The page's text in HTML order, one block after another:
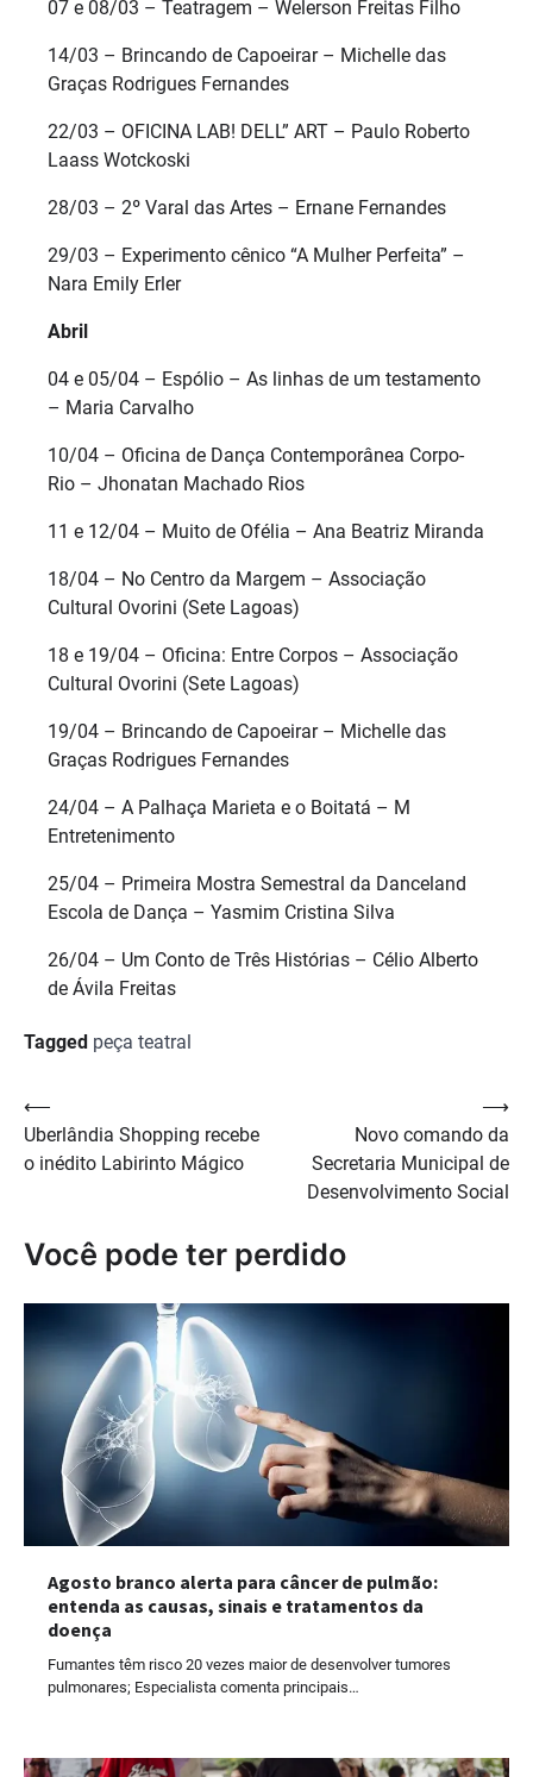
07 e 08/03 – Teatragem – Welerson Freitas Filho
14/03 – Brincando de Capoeirar – Michelle das
Graças Rodrigues Fernandes
22/03 – OFICINA LAB! DELL” ART – Paulo Roberto
Laass Wotckoski
28/03 – 2º Varal das Artes – Ernane Fernandes
29/03 – Experimento cênico “A Mulher Perfeita” –
Nara Emily Erler
Abril
04 e 05/04 – Espólio – As linhas de um testamento
– Maria Carvalho
10/04 – Oficina de Dança Contemporânea Corpo-
Rio – Jhonatan Machado Rios
11 e 12/04 – Muito de Ofélia – Ana Beatriz Miranda
18/04 – No Centro da Margem – Associação
Cultural Ovorini (Sete Lagoas)
18 e 19/04 – Oficina: Entre Corpos – Associação
Cultural Ovorini (Sete Lagoas)
19/04 – Brincando de Capoeirar – Michelle das
Graças Rodrigues Fernandes
24/04 – A Palhaça Marieta e o Boitatá – M
Entretenimento
25/04 – Primeira Mostra Semestral da Danceland
Escola de Dança – Yasmim Cristina Silva
26/04 – Um Conto de Três Histórias – Célio Alberto
de Ávila Freitas
Tagged peça teatral
Navegação
de
⟵
Uberlândia Shopping recebe
o inédito Labirinto Mágico
Novo comando da
Secretaria Municipal de
Desenvolvimento Social
⟶
Você pode ter perdido
Agosto branco alerta para câncer de pulmão:
entenda as causas, sinais e tratamentos da
doença
Fumantes têm risco 20 vezes maior de desenvolver tumores
pulmonares; Especialista comenta principais…